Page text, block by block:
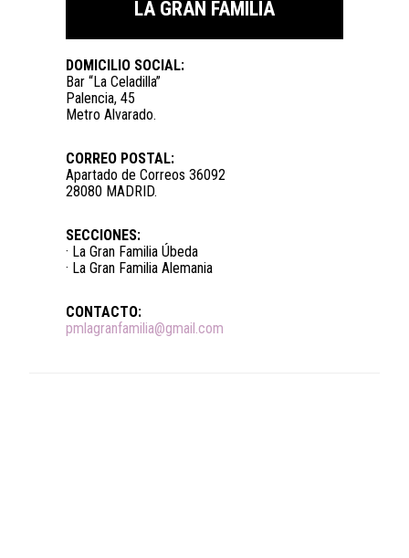
LA GRAN FAMILIA
DOMICILIO SOCIAL:
Bar “La Celadilla”
Palencia, 45
Metro Alvarado.
CORREO POSTAL:
Apartado de Correos 36092
28080 MADRID.
SECCIONES:
· La Gran Familia Úbeda
· La Gran Familia Alemania
CONTACTO:
pmlagranfamilia@gmail.com